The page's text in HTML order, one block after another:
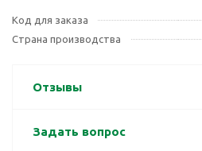
Код для заказа
Страна производства
Отзывы
Задать вопрос